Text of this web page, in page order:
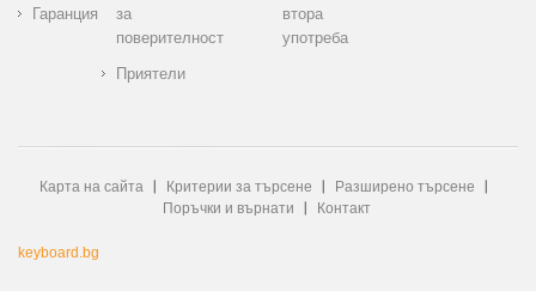
Гаранция
за
поверителност
Приятели
втора
употреба
Карта на сайта Критерии за търсене
Разширено търсене
Поръчки и върнати
Контакт
keyboard.bg